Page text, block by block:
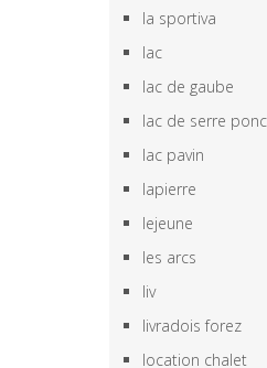
la sportiva
lac
lac de gaube
lac de serre
lac pavin
lapierre
lejeune
les arcs
liv
livradois forez
location chalet